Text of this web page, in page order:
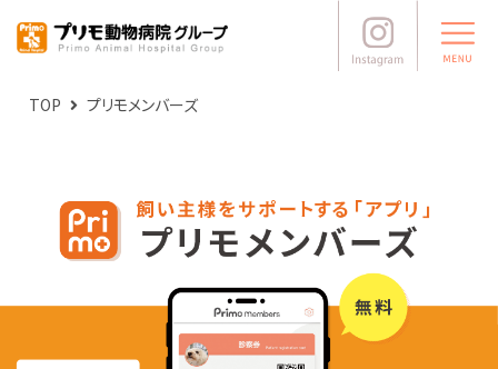
TOP プリモメンバーズ